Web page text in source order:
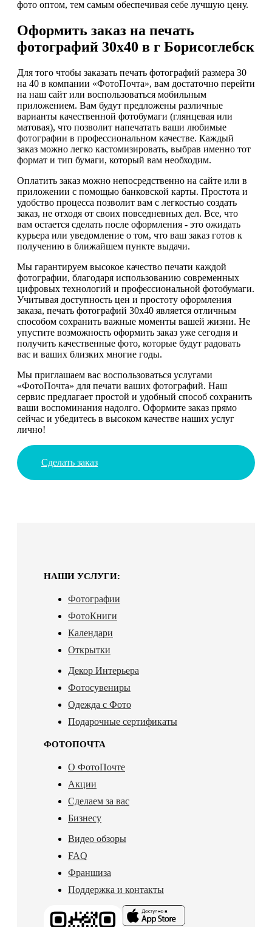
фото оптом, тем самым обеспечивая себе лучшую цену.
Оформить заказ на печать
фотографий 30х40 в г Борисоглебск
Для того чтобы заказать печать фотографий размера 30
на 40 в компании «ФотоПочта», вам достаточно перейти
на наш сайт или воспользоваться мобильным
приложением. Вам будут предложены различные
варианты качественной фотобумаги (глянцевая или
матовая), что позволит напечатать ваши любимые
фотографии в профессиональном качестве. Каждый
заказ можно легко кастомизировать, выбрав именно тот
формат и тип бумаги, который вам необходим.
Оплатить заказ можно непосредственно на сайте или в
приложении с помощью банковской карты. Простота и
удобство процесса позволит вам с легкостью создать
заказ, не отходя от своих повседневных дел. Все, что
вам остается сделать после оформления - это ожидать
курьера или уведомление о том, что ваш заказ готов к
получению в ближайшем пункте выдачи.
Мы гарантируем высокое качество печати каждой
фотографии, благодаря использованию современных
цифровых технологий и профессиональной фотобумаги.
Учитывая доступность цен и простоту оформления
заказа, печать фотографий 30х40 является отличным
способом сохранить важные моменты вашей жизни. Не
упустите возможность оформить заказ уже сегодня и
получить качественные фото, которые будут радовать
вас и ваших близких многие годы.
Мы приглашаем вас воспользоваться услугами
«ФотоПочта» для печати ваших фотографий. Наш
сервис предлагает простой и удобный способ сохранить
ваши воспоминания надолго. Оформите заказ прямо
сейчас и убедитесь в высоком качестве наших услуг
лично!
Сделать заказ
НАШИ УСЛУГИ:
Фотографии
ФотоКниги
Календари
Открытки
Декор Интерьера
Фотосувениры
Одежда с Фото
Подарочные сертификаты
ФОТОПОЧТА
О ФотоПочте
Акции
Сделаем за вас
Бизнесу
Видео обзоры
FAQ
Франшиза
Поддержка и контакты